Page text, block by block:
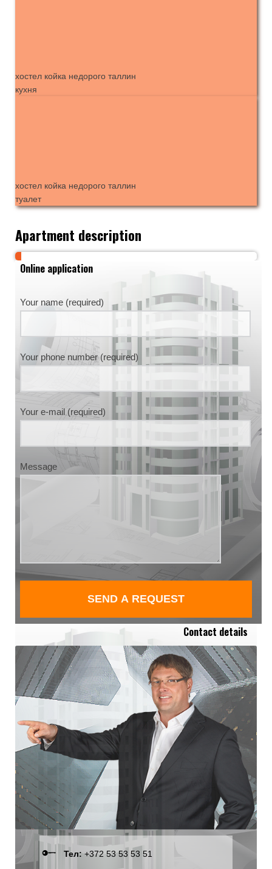
хостел койка недорого таллин
кухня
хостел койка недорого таллин
туалет
Apartment description
Online application
Your name (required)
Your phone number (required)
Your e-mail (required)
Message
Contact details
Тел: +372 53 53 53 51